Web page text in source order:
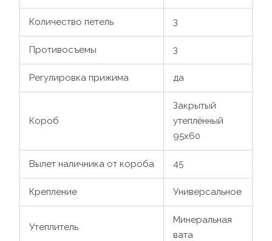
Количество петель 3
Противосъемы 3
Регулировка прижима да
Короб
Закрытый
утеплённый
95х60
Вылет наличника от короба 45
Крепление Универсальное
Утеплитель
Минеральная
вата